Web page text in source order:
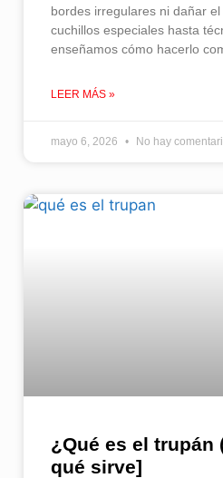
bordes irregulares ni dañar
cuchillos especiales hasta
enseñamos cómo hacerlo
LEER MÁS »
mayo 6, 2026 No hay
¿Qué es el trupán
qué sirve]